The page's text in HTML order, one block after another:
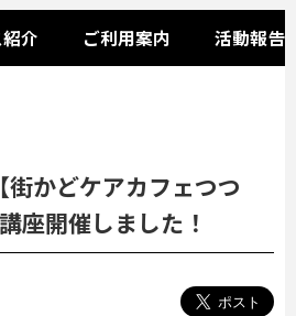
介 ご利用案内 活動報告
街かどケアカフェつつ
座開催しました！